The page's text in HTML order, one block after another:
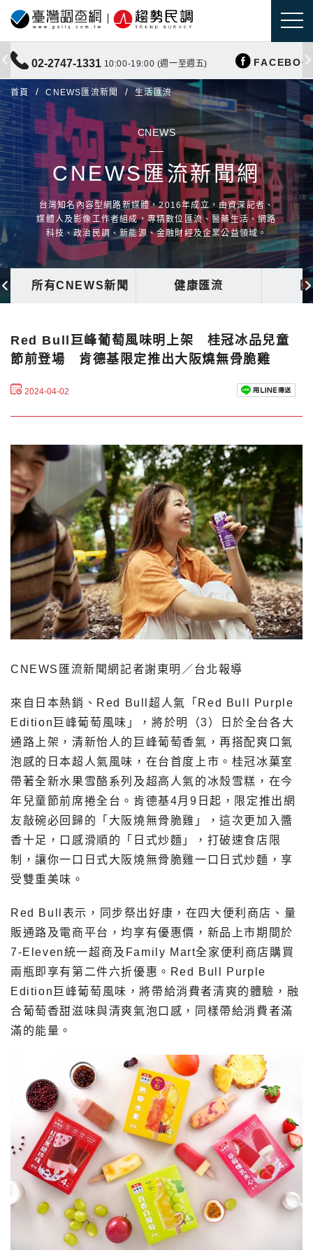
02-2747-1331 10:00-19:00 (週一至週五)
首頁 CNEWS匯流新聞 生活匯流
CNEWS
CNEWS匯流新聞網
台灣知名內容型網路新媒體，2016年成立，由資深記者、
媒體人及影像工作者組成，專精數位匯流、醫藥生活、網路
科技、政治民調、新能源、金融財經及企業公益領域。
所有CNEWS新聞 健康匯流
Red Bull巨峰葡萄風味明上架 桂冠冰品兒童
節前登場 肯德基限定推出大阪燒無骨脆雞
2024-04-02
CNEWS匯流新聞網記者謝東明／台北報導
來自日本熱銷、Red Bull超人氣「Red Bull Purple
Edition巨峰葡萄風味」，將於明（3）日於全台各大
通路上架，清新怡人的巨峰葡萄香氣，再搭配爽口氣
泡感的日本超人氣風味，在台首度上市。桂冠冰菓室
帶著全新水果雪酪系列及超高人氣的冰殼雪糕，在今
年兒童節前席捲全台。肯德基4月9日起，限定推出網
友敲碗必回歸的「大阪燒無骨脆雞」，這次更加入醬
香十足，口感滑順的「日式炒麵」，打破速食店限
制，讓你一口日式大阪燒無骨脆雞一口日式炒麵，享
受雙重美味。
Red Bull表示，同步祭出好康，在四大便利商店、量
販通路及電商平台，均享有優惠價，新品上市期間於
7-Eleven統一超商及Family Mart全家便利商店購買
兩瓶即享有第二件六折優惠。Red Bull Purple
Edition巨峰葡萄風味，將帶給消費者清爽的體驗，融
合葡萄香甜滋味與清爽氣泡口感，同樣帶給消費者滿
滿的能量。